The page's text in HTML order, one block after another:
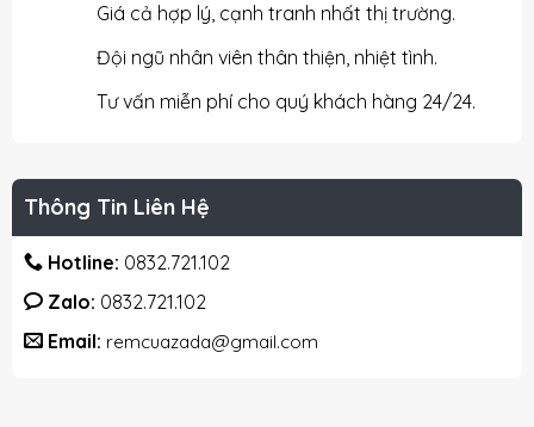
Giá cả hợp lý, cạnh tranh nhất thị trường.
Đội ngũ nhân viên thân thiện, nhiệt tình.
Tư vấn miễn phí cho quý khách hàng 24/24.
Thông Tin Liên Hệ
Hotline: 0832.721.102
Zalo: 0832.721.102
Email: remcuazada@gmail.com